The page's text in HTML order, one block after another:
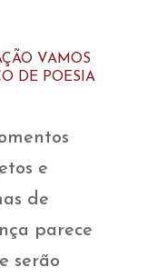
VAMOS
DE POESIA
e
de
parece
serão